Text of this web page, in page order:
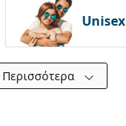
Unisex
Περισσότερα